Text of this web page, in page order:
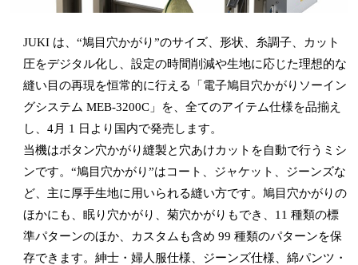
JUKI は、“鳩目穴かがり”のサイズ、形状、糸調子、カット
圧をデジタル化し、設定の時間削減や生地に応じた理想的な
縫い目の再現を恒常的に行える「電子鳩目穴かがりソーイン
グシステム MEB-3200C」を、全てのアイテム仕様を品揃え
し、4月 1 日より国内で発売します。
当機はボタン穴かがり縫製と穴あけカットを自動で行うミシ
ンです。“鳩目穴かがり”はコート、ジャケット、ジーンズな
ど、主に厚手生地に用いられる縫い方です。鳩目穴かがりの
ほかにも、眠り穴かがり、菊穴かがりもでき、11 種類の標
準パターンのほか、カスタムも含め 99 種類のパターンを保
存できます。紳士・婦人服仕様、ジーンズ仕様、綿パンツ・